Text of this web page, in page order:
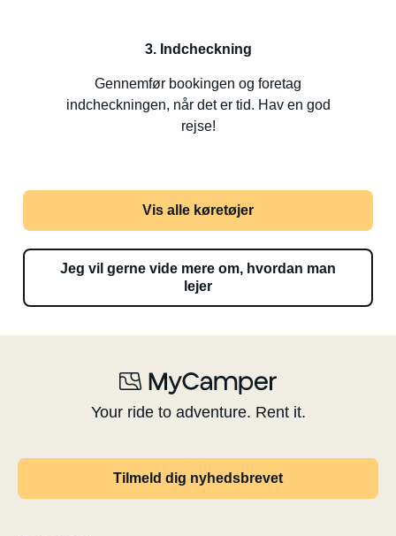
3. Indcheckning
Gennemfør bookingen og foretag
indcheckningen, når det er tid. Hav en god
rejse!
Vis alle køretøjer
Jeg vil gerne vide mere om, hvordan man
lejer
Your ride to adventure. Rent it.
Tilmeld dig nyhedsbrevet